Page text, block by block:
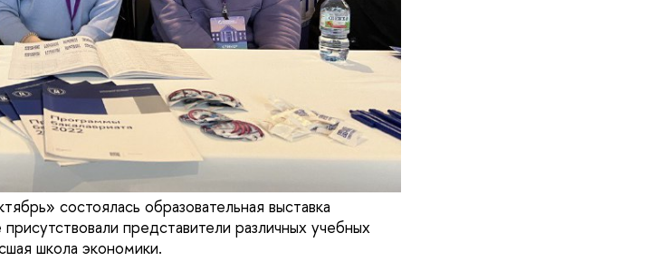
состоялась образовательная выставка
представители различных учебных
школа экономики.